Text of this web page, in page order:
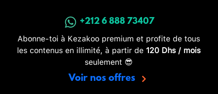
+212 6 888 73407
Abonne-toi à Kezakoo premium et profite de tous
les contenus en illimité, à partir de 120 Dhs / mois
seulement 😎
Voir nos offres